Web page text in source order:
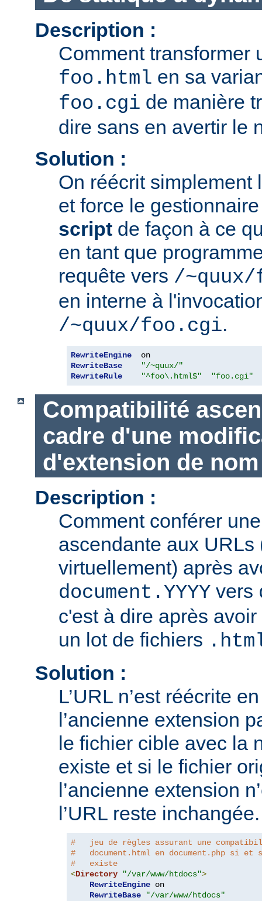
Description :
Comment transformer
foo.html en sa
foo.cgi de manière
dire sans en avertir le
Solution :
On réécrit simplement
et force le
script de façon à ce
en tant que
requête vers /
en interne à
/~quux/foo.cgi.
RewriteEngine
RewriteBase
"/~quux/"
RewriteRule
"^foo\.html$" "foo.cgi"
Compatibilité
cadre d'une
d'extension de
Description :
Comment conférer
ascendante aux URLs
virtuellement) après
document.YYYY vers
c'est à dire après
un lot de fichiers
Solution :
L’URL n’est réécrite
l’ancienne extension
le fichier cible avec la
existe et si le fichier
l’ancienne extension
l’URL reste inchangée.
#   jeu de règles assurant une
#   document.html en document.php si et
#   existe
<Directory "/var/www/htdocs">
RewriteEngine on
RewriteBase
"/var/www/htdocs"